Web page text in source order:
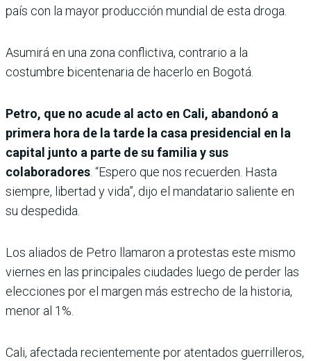
país con la mayor producción mundial de esta droga.
Asumirá en una zona conflictiva, contrario a la
costumbre bicentenaria de hacerlo en Bogotá.
Petro, que no acude al acto en Cali, abandonó a
primera hora de la tarde la casa presidencial en la
capital junto a parte de su familia y sus
colaboradores . “Espero que nos recuerden. Hasta
siempre, libertad y vida”, dijo el mandatario saliente en
su despedida.
Los aliados de Petro llamaron a protestas este mismo
viernes en las principales ciudades luego de perder las
elecciones por el margen más estrecho de la historia,
menor al 1%.
Cali, afectada recientemente por atentados guerrilleros,